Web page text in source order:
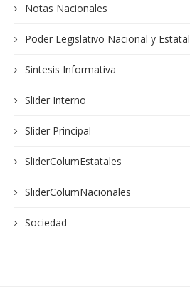
Notas Nacionales
Poder Legislativo Nacional y Estatal
Sintesis Informativa
Slider Interno
Slider Principal
SliderColumEstatales
SliderColumNacionales
Sociedad